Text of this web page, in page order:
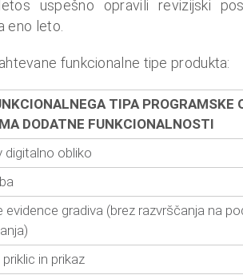
uspešno opravili revizijski
eno leto.
funkcionalne tipe produkta:
TIPA PROGRAMSKE
DODATNE FUNKCIONALNOSTI
digitalno obliko
evidence gradiva (brez razvrščanja na
priklic in prikaz